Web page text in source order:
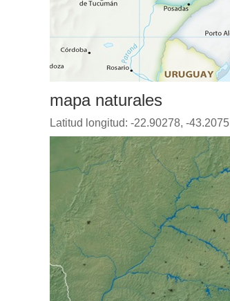
mapa naturales
Latitud longitud: -22.90278, -43.2075